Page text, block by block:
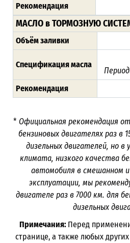
Рекомендация
МАСЛО в ТОРМОЗНУЮ
Объём заливки
Спецификация масла
Рекомендация
* Официальная рекомендация от
бензиновых двигателях раз в
дизельных двигателей, но в
климата, низкого качества
автомобиля в смешанном
эксплуатации, мы
двигателе раз в 7000 км. для
дизельных
Примечания: Перед
странице, а также любых